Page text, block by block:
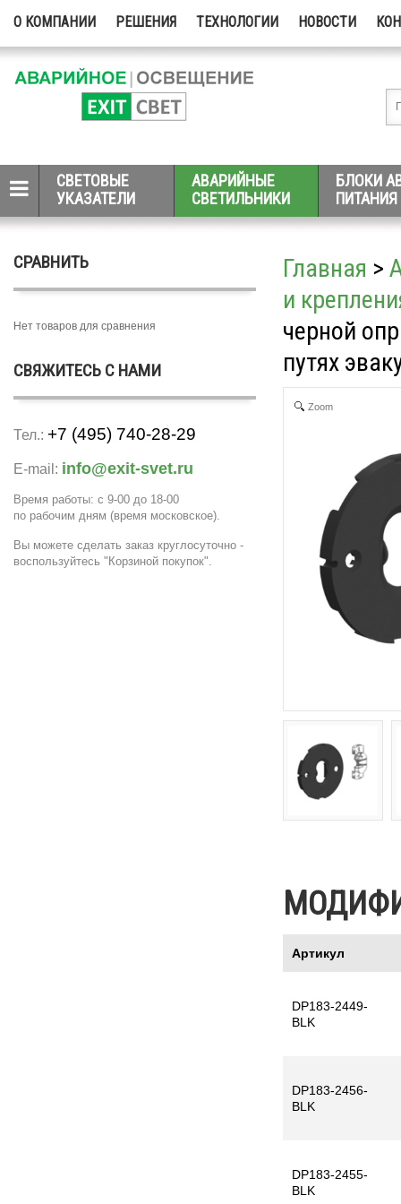
О КОМПАНИИ РЕШЕНИЯ ТЕХНОЛОГИИ НОВОСТИ
СВЕТОВЫЕ
УКАЗАТЕЛИ
АВАРИЙНЫЕ
СВЕТИЛЬНИКИ
БЛОКИ
ПИТАНИЯ
СРАВНИТЬ
Нет товаров для сравнения
СВЯЖИТЕСЬ С НАМИ
Тел.: +7 (495) 740-28-29
E-mail: info@exit-svet.ru
Время работы: с 9-00 до 18-00
по рабочим дням (время московское).
Вы можете сделать заказ круглосуточно -
воспользуйтесь "Корзиной покупок".
Главная >
и
черной
путях
Zoom
Артикул
DP183-2449-
BLK
DP183-2456-
BLK
DP183-2455-
BLK